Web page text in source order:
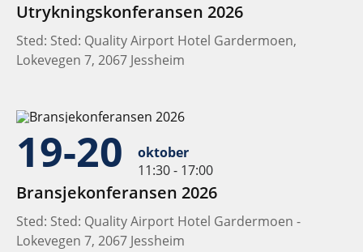
Utrykningskonferansen 2026
Sted: Sted: Quality Airport Hotel Gardermoen,
Lokevegen 7, 2067 Jessheim
19-20
oktober
11:30 - 17:00
Bransjekonferansen 2026
Sted: Sted: Quality Airport Hotel Gardermoen -
Lokevegen 7, 2067 Jessheim